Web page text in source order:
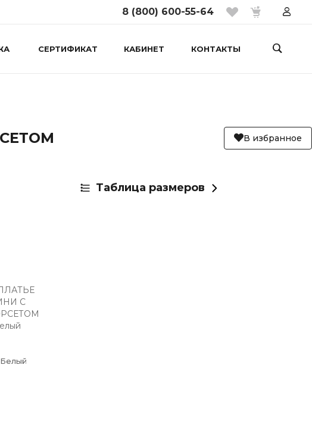
8 (800) 600-55-64
СЕРТИФИКАТ КАБИНЕТ КОНТАКТЫ
В избранное
Белый
Таблица размеров